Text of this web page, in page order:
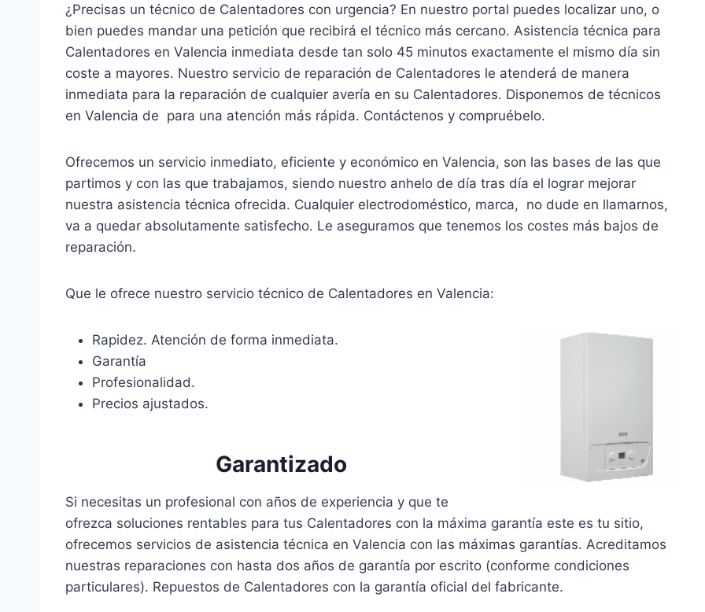
¿Precisas un técnico de Calentadores con urgencia? En nuestro portal puedes localizar uno, o
bien puedes mandar una petición que recibirá el técnico más cercano. Asistencia técnica para
Calentadores en Valencia inmediata desde tan solo 45 minutos exactamente el mismo día sin
coste a mayores. Nuestro servicio de reparación de Calentadores le atenderá de manera
inmediata para la reparación de cualquier avería en su Calentadores. Disponemos de técnicos
en Valencia de para una atención más rápida. Contáctenos y compruébelo.
Ofrecemos un servicio inmediato, eficiente y económico en Valencia, son las bases de las que
partimos y con las que trabajamos, siendo nuestro anhelo de día tras día el lograr mejorar
nuestra asistencia técnica ofrecida. Cualquier electrodoméstico, marca, no dude en llamarnos,
va a quedar absolutamente satisfecho. Le aseguramos que tenemos los costes más bajos de
reparación.
Que le ofrece nuestro servicio técnico de Calentadores en Valencia:
Rapidez. Atención de forma inmediata.
Garantía
Profesionalidad.
Precios ajustados.
Garantizado
Si necesitas un profesional con años de experiencia y que te
ofrezca soluciones rentables para tus Calentadores con la máxima garantía este es tu sitio,
ofrecemos servicios de asistencia técnica en Valencia con las máximas garantías. Acreditamos
nuestras reparaciones con hasta dos años de garantía por escrito (conforme condiciones
particulares). Repuestos de Calentadores con la garantía oficial del fabricante.